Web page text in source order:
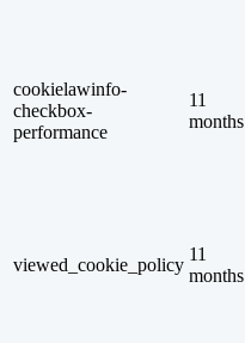
cookielawinfo-
checkbox-
performance
11
months
viewed_cookie_policy
11
months